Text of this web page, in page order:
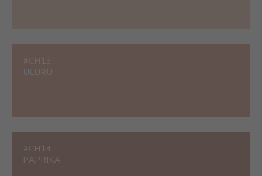
#CH13
ULURU
#CH14
PAPRIKA